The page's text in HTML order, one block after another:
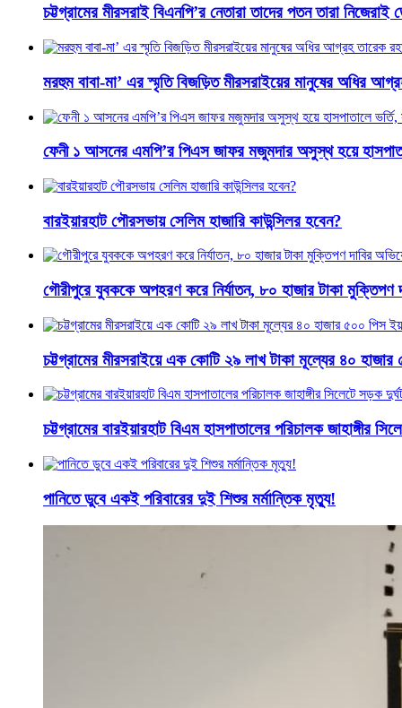
চট্টগ্রামের মীরসরাই বিএনপি’র নেতারা তাদের পতন তারা
মরহুম বাবা-মা’ এর স্মৃতি বিজড়িত মীরসরাইয়ের মানুষের অধির
ফেনী ১ আসনের এমপি’র পিএস জাফর মজুমদার অসুস্থ হয়ে
বারইয়ারহাট পৌরসভায় সেলিম হাজারি কাউন্সিলর হবেন?
গৌরীপুরে যুবককে অপহরণ করে নির্যাতন, ৮০ হাজার টাকা মুক্তিপণ
চট্টগ্রামের মীরসরাইয়ে এক কোটি ২৯ লাখ টাকা মূল্যের ৪০
চট্টগ্রামের বারইয়ারহাট বিএম হাসপাতালের পরিচালক জাহাঙ্গীর
পানিতে ডুবে একই পরিবারের দুই শিশুর মর্মান্তিক মৃত্যু!